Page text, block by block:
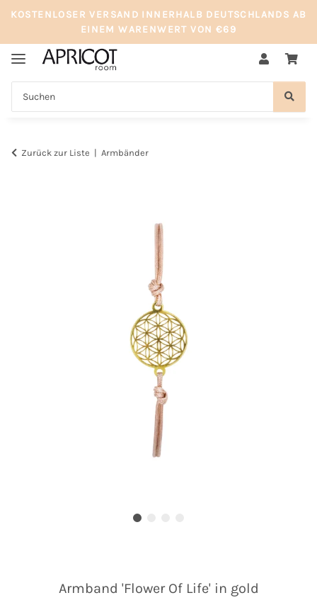
KOSTENLOSER VERSAND INNERHALB DEUTSCHLANDS AB
EINEM WARENWERT VON €69
Zurück zur Liste Armbänder
Armband 'Flower Of Life' in gold